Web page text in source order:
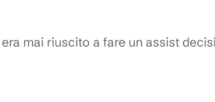
mai riuscito a fare un assist